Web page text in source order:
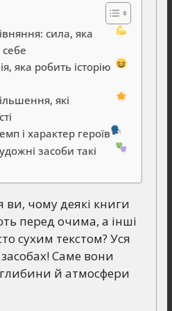
сила, яка
яка робить історію
які
і характер героїв
засоби такі
чому деякі книги
перед очима, а інші
сухим текстом? Уся
Саме вони
й атмосфери